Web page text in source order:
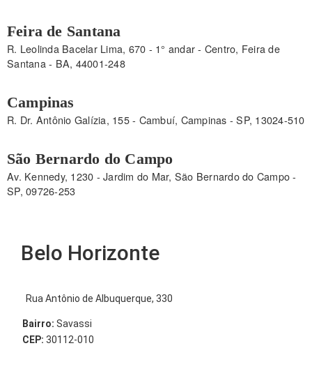
Feira de Santana
R. Leolinda Bacelar Lima, 670 - 1° andar - Centro, Feira de
Santana - BA, 44001-248
Campinas
R. Dr. Antônio Galízia, 155 - Cambuí, Campinas - SP, 13024-510
São Bernardo do Campo
Av. Kennedy, 1230 - Jardim do Mar, São Bernardo do Campo -
SP, 09726-253
Belo Horizonte
Rua Antônio de Albuquerque, 330
Bairro: Savassi
CEP: 30112-010